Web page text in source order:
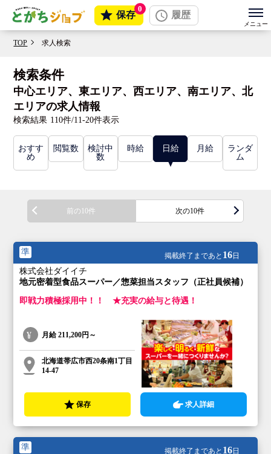
保存
0
履歴
TOP 求人検索
検索条件
中心エリア、東エリア、西エリア、南エリア、北
エリアの求人情報
検索結果 110件/11-20件表示
おすす
め
閲覧数
検討中
数
時給 日給 月給
ランダ
ム
前の10件 次の10件
準 掲載終了まであと 16日
株式会社ダイイチ
地元密着型食品スーパー／惣菜担当スタッフ（正社員候補）
即戦力積極採用中！！ ★充実の給与と待遇！
月給211,200円～
北海道帯広市西20条南1丁目
14-47
保存 求人詳細
準 掲載終了まであと 16日